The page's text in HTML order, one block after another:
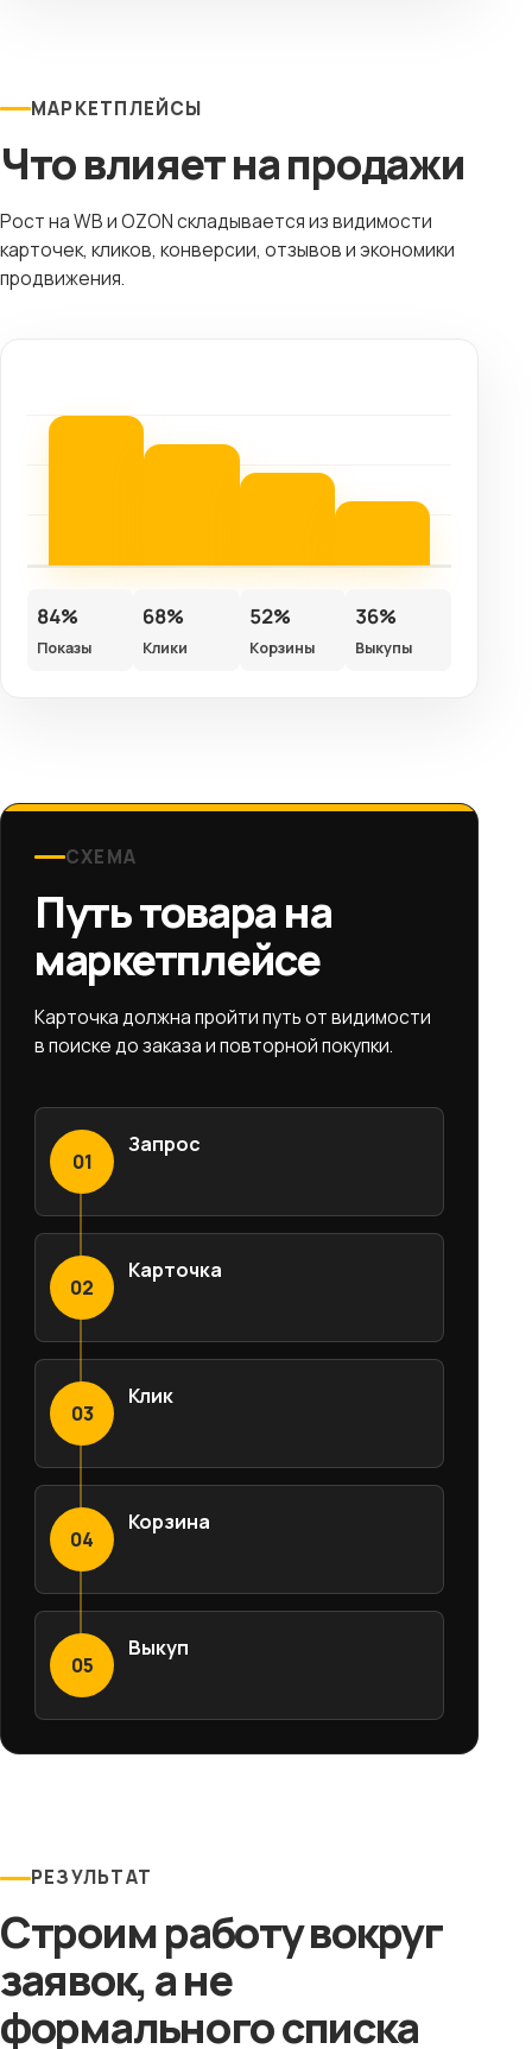
МАРКЕТПЛЕЙСЫ
Что влияет на продажи
Рост на WB и OZON складывается из видимости
карточек, кликов, конверсии, отзывов и экономики
продвижения.
84%
Показы
68%
Клики
52%
Корзины
36%
Выкупы
СХЕМА
Путь товара на
маркетплейсе
Карточка должна пройти путь от видимости
в поиске до заказа и повторной покупки.
01
Запрос
02
Карточка
03
Клик
04
Корзина
05
Выкуп
РЕЗУЛЬТАТ
Строим работу вокруг
заявок, а не
формального списка